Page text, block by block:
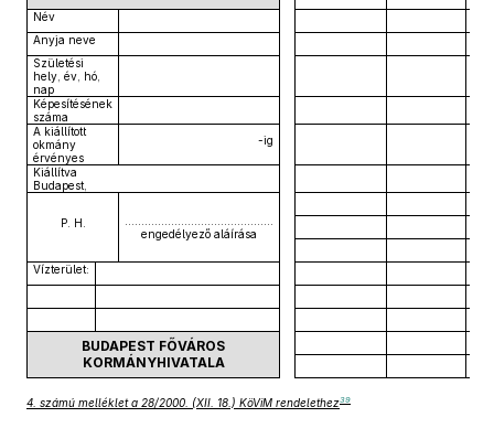
Név
Anyja neve
Születési
hely, év, hó,
nap
Képesítésének
száma
A kiállított
okmány
érvényes
-ig
Kiállítva
Budapest,
P. H.
engedélyező aláírása
Vízterület:
BUDAPEST FŐVÁROS
KORMÁNYHIVATALA
4. számú melléklet a 28/2000. (XII. 18.) KöViM rendelethez39